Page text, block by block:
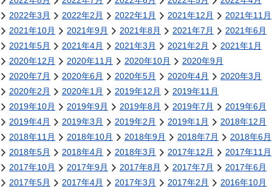
2022年3月
2022年2月 2022年1月 2021年12月
2021年11月
2021年10月
2021年9月 2021年8月 2021年7月
2021年6月
2021年5月
2021年4月 2021年3月 2021年2月
2021年1月
2020年12月
2020年11月 2020年10月
2020年9月
2020年7月
2020年6月 2020年5月 2020年4月
2020年3月
2020年2月
2020年1月 2019年12月
2019年11月
2019年10月
2019年9月 2019年8月 2019年7月
2019年6月
2019年4月
2019年3月 2019年2月 2019年1月
2018年12月
2018年11月
2018年10月 2018年9月 2018年7月
2018年6月
2018年5月
2018年4月 2018年3月 2017年12月
2017年11月
2017年10月
2017年9月 2017年8月 2017年7月
2017年6月
2017年5月
2017年4月 2017年3月 2017年2月
2016年10月